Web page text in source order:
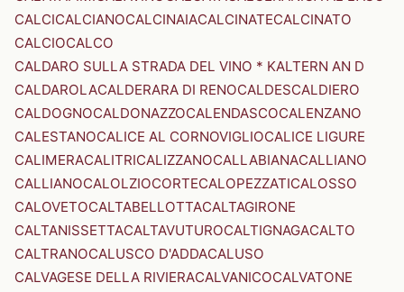
CALCICALCIANOCALCINAIACALCINATECALCINATO
CALCIOCALCO
CALDARO SULLA STRADA DEL VINO * KALTERN AN D
CALDAROLACALDERARA DI RENOCALDESCALDIERO
CALDOGNOCALDONAZZOCALENDASCOCALENZANO
CALESTANOCALICE AL CORNOVIGLIOCALICE LIGURE
CALIMERACALITRICALIZZANOCALLABIANACALLIANO
CALLIANOCALOLZIOCORTECALOPEZZATICALOSSO
CALOVETOCALTABELLOTTACALTAGIRONE
CALTANISSETTACALTAVUTUROCALTIGNAGACALTO
CALTRANOCALUSCO D'ADDACALUSO
CALVAGESE DELLA RIVIERACALVANICOCALVATONE